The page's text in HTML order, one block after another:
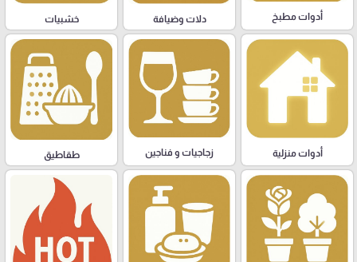
أدوات مطبخ دلات وضيافة خشبيات
أدوات منزلية زجاجيات و فناجين طقاطيق